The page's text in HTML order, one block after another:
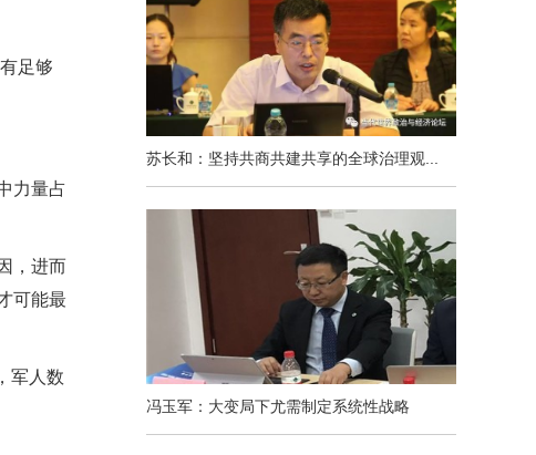
足够
力量占
，进而
可能最
军人数
苏长和：坚持共商共建共享的全球治理观...
冯玉军：大变局下尤需制定系统性战略